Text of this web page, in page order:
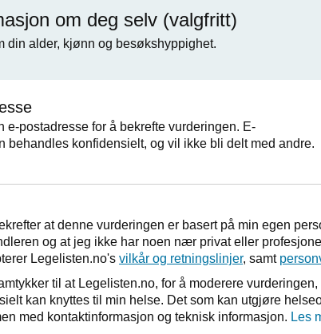
om deg selv (valgfritt)
din alder, kjønn og besøkshyppighet.
e-postadresse for å bekrefte vurderingen. E-
behandles konfidensielt, og vil ikke bli delt med andre.
at denne vurderingen er basert på min egen
og at jeg ikke har noen nær privat eller
Legelisten.no's vilkår og retningslinjer, samt
til at Legelisten.no, for å moderere
kan knyttes til min helse. Det som kan utgjøre
med kontaktinformasjon og teknisk informasjon. Les